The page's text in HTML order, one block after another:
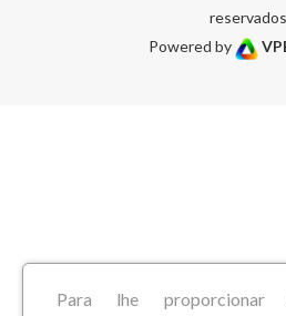
reservados
Powered by
Para lhe proporcionar